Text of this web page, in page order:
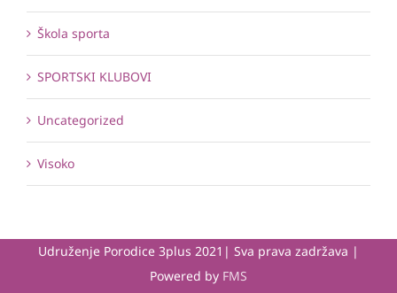
Škola sporta
SPORTSKI KLUBOVI
Uncategorized
Visoko
Udruženje Porodice 3plus 2021| Sva prava zadržava |
Powered by FMS